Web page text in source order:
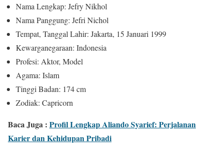
Nama Lengkap: Jefry Nikhol
Nama Panggung: Jefri Nichol
Tempat, Tanggal Lahir: Jakarta, 15 Januari 1999
Kewarganegaraan: Indonesia
Profesi: Aktor, Model
Agama: Islam
Tinggi Badan: 174 cm
Zodiak: Capricorn
Baca Juga : Profil Lengkap Aliando Syarief: Perjalanan
Karier dan Kehidupan Pribadi